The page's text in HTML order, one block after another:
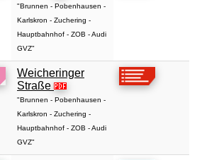
"Brunnen - Pobenhausen -
Karlskron - Zuchering -
Hauptbahnhof - ZOB - Audi
GVZ"
Weicheringer
Straße
"Brunnen - Pobenhausen -
Karlskron - Zuchering -
Hauptbahnhof - ZOB - Audi
GVZ"